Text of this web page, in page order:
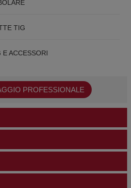
TIG
E ACCESSORI
PROFESSIONALE